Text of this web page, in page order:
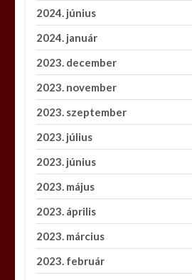
2024. június
2024. január
2023. december
2023. november
2023. szeptember
2023. július
2023. június
2023. május
2023. április
2023. március
2023. február